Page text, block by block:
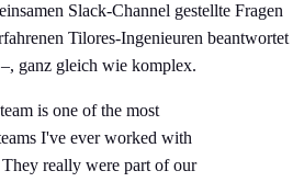
Slack-Channel gestellte Fragen
Tilores-Ingenieuren beantwortet
ganz gleich wie komplex.
is one of the most
I've ever worked with
really were part of our